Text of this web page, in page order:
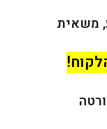
משאית